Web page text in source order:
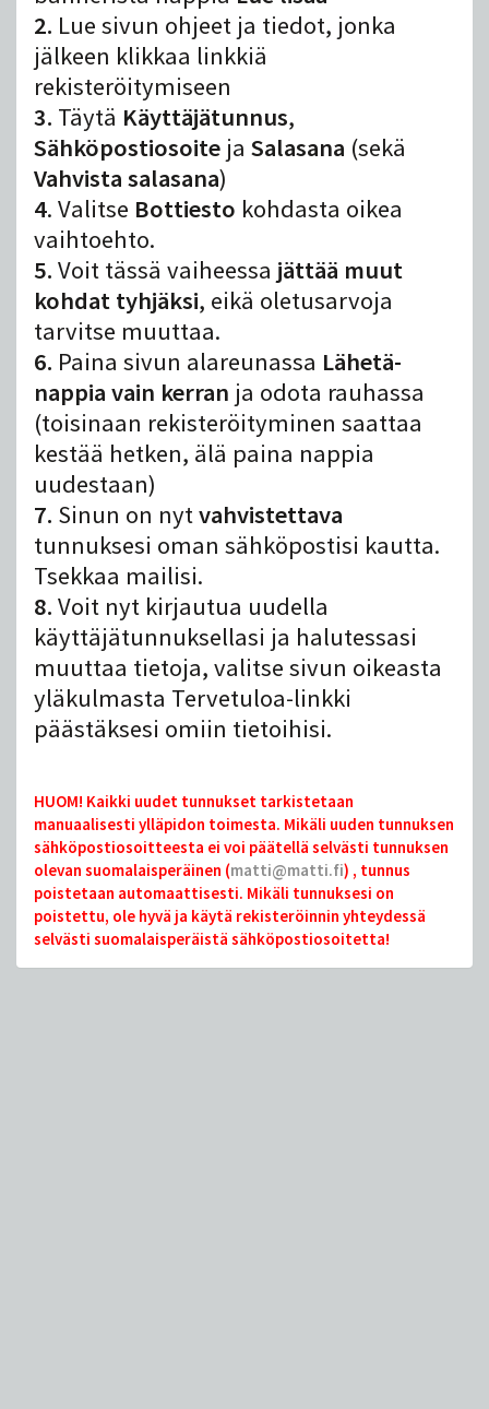
2. Lue sivun ohjeet ja tiedot, jonka
jälkeen klikkaa linkkiä
rekisteröitymiseen
3. Täytä Käyttäjätunnus,
Sähköpostiosoite ja Salasana (sekä
Vahvista salasana)
4. Valitse Bottiesto kohdasta oikea
vaihtoehto.
5. Voit tässä vaiheessa jättää muut
kohdat tyhjäksi, eikä oletusarvoja
tarvitse muuttaa.
6. Paina sivun alareunassa Lähetä-
nappia vain kerran ja odota rauhassa
(toisinaan rekisteröityminen saattaa
kestää hetken, älä paina nappia
uudestaan)
7. Sinun on nytvahvistettava
tunnuksesi oman sähköpostisi kautta.
Tsekkaa mailisi.
8. Voit nyt kirjautua uudella
käyttäjätunnuksellasi ja halutessasi
muuttaa tietoja, valitse sivun oikeasta
yläkulmasta Tervetuloa-linkki
päästäksesi omiin tietoihisi.
HUOM! Kaikki uudet tunnukset tarkistetaan
manuaalisesti ylläpidon toimesta. Mikäli uuden tunnuksen
sähköpostiosoitteesta ei voi päätellä selvästi tunnuksen
olevan suomalaisperäinen (matti@matti.fi) , tunnus
poistetaan automaattisesti. Mikäli tunnuksesi on
poistettu, ole hyvä ja käytä rekisteröinnin yhteydessä
selvästi suomalaisperäistä sähköpostiosoitetta!